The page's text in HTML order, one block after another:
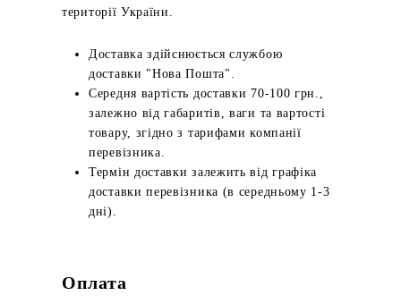
території України.
Доставка здійснюється службою
доставки "Нова Пошта".
Середня вартість доставки 70-100 грн.,
залежно від габаритів, ваги та вартості
товару, згідно з тарифами компанії
перевізника.
Термін доставки залежить від графіка
доставки перевізника (в середньому 1-3
дні).
Оплата